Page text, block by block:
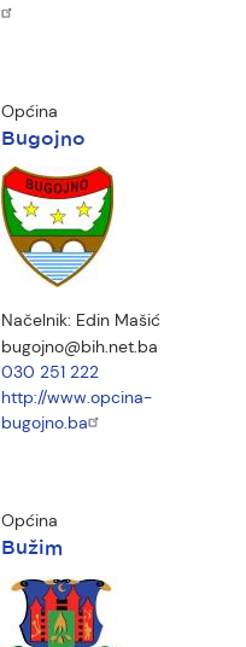
Općina
Bugojno
Načelnik: Edin Mašić
bugojno@bih.net.ba
030 251 222
http://www.opcina-
bugojno.ba
Općina
Bužim